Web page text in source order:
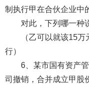
制执行甲在合伙企业中
对此，下列哪一种
（乙可以就该15
行）
6、某市国有资产
司撤销，合并成立甲股